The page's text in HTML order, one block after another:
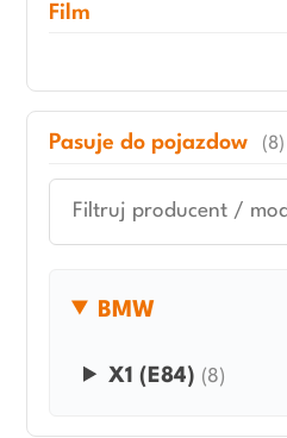
Film
Pasuje do pojazdow (8)
BMW
X1 (E84) (8)